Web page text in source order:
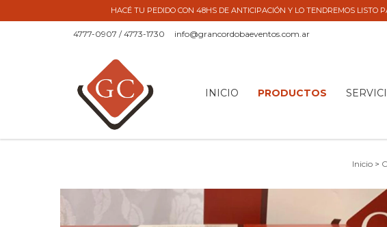
HACÉ TU PEDIDO CON 48HS DE ANTICIPACIÓN Y LO TENDREMOS LISTO
4777-0907 / 4773-1730 info@grancordobaeventos.com.ar
INICIO PRODUCTOS
Inicio >